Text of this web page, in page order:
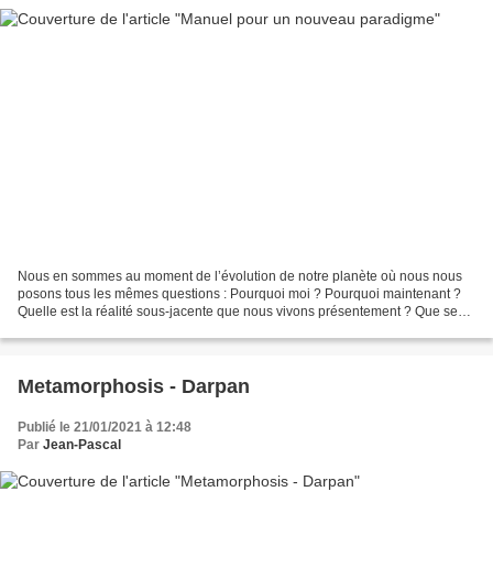
Nous en sommes au moment de l’évolution de notre planète où nous nous
posons tous les mêmes questions : Pourquoi moi ? Pourquoi maintenant ?
Quelle est la réalité sous-jacente que nous vivons présentement ? Que se
Metamorphosis - Darpan
Publié le 21/01/2021 à 12:48
Par Jean-Pascal